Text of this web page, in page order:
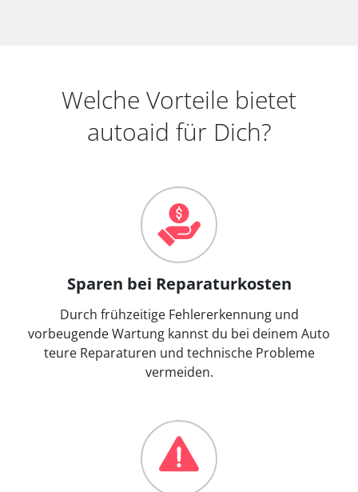
Welche Vorteile bietet
autoaid für Dich?
Sparen bei Reparaturkosten
Durch frühzeitige Fehlererkennung und
vorbeugende Wartung kannst du bei deinem Auto
teure Reparaturen und technische Probleme
vermeiden.